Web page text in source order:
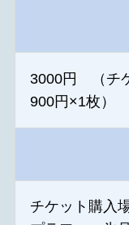
3000円 （チ
900円×1枚）
チケット購入